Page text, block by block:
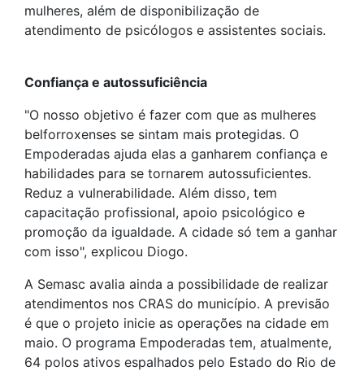
mulheres, além de disponibilização de
atendimento de psicólogos e assistentes sociais.
Confiança e autossuficiência
"O nosso objetivo é fazer com que as mulheres
belforroxenses se sintam mais protegidas. O
Empoderadas ajuda elas a ganharem confiança e
habilidades para se tornarem autossuficientes.
Reduz a vulnerabilidade. Além disso, tem
capacitação profissional, apoio psicológico e
promoção da igualdade. A cidade só tem a ganhar
com isso", explicou Diogo.
A Semasc avalia ainda a possibilidade de realizar
atendimentos nos CRAS do município. A previsão
é que o projeto inicie as operações na cidade em
maio. O programa Empoderadas tem, atualmente,
64 polos ativos espalhados pelo Estado do Rio de